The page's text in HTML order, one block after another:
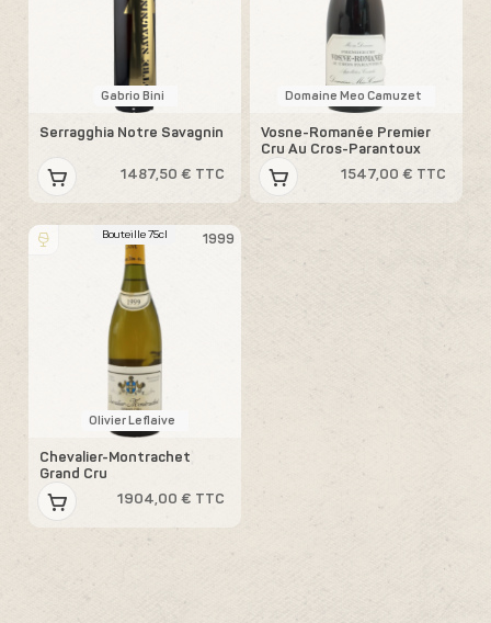
Gabrio Bini
Serragghia Notre Savagnin
1487,50 € TTC
Domaine Meo Camuzet
Vosne-Romanée Premier
Cru Au Cros-Parantoux
1547,00 € TTC
1999
Bouteille 75cl
Olivier Leflaive
Chevalier-Montrachet
Grand Cru
1904,00 € TTC